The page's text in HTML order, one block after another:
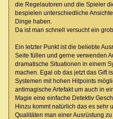
die Regelautoren und die Spieler
bespielen unterschiedliche
Dinge haben.
Da ist man schnell versucht ein
Ein letzter Punkt ist die beliebte
Seite füllen und gerne verwenden
dramatische Situationen in einem
machen. Egal ob das jetzt das Gift
Systemen mit hohen Hitpoints
antimagische Artefakt um auch in
Magie eine einfache Detektiv
Hinzu kommt natürlich das es sehr
Qualitäten man einer Ausrüstung